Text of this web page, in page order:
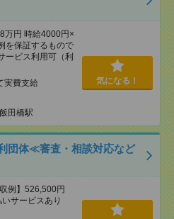
円 時給4000円×
保証するもので
ービス利用可（利
実費支給
飯田橋駅
気になる！
団体≪審査・相談対応など
例】526,500円
サービスあり